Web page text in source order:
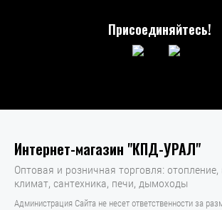
Присоединяйтесь!
Интернет-магазин "КПД-УРАЛ"
Оптовая и розничная торговля:
климат, сантехника, печи, дымоходы
Администрация Сайта не несет ответственности за